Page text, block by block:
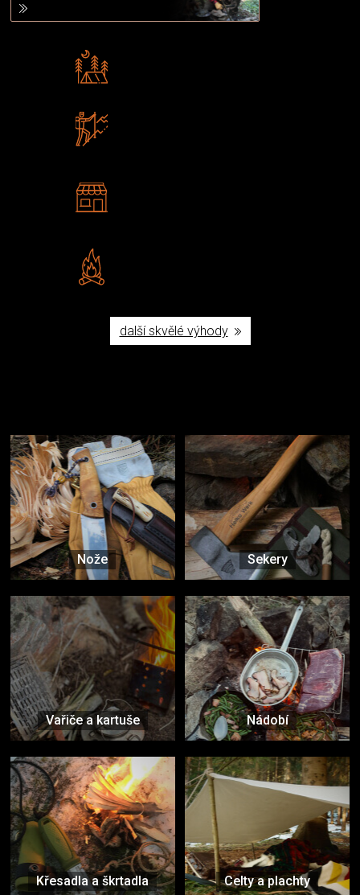
další skvělé výhody
Nože Sekery
Vařiče a kartuše Nádobí
Křesadla a škrtadla Celty a plachty